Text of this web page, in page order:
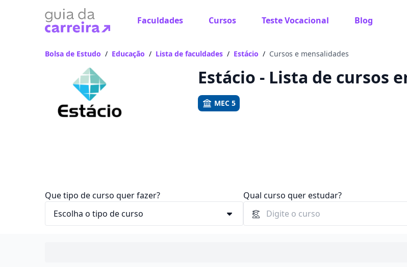
Faculdades Cursos Teste Vocacional Blog
Vamos te guiar no caminho ideal para seus estudos
Bolsa de Estudo / Educação / Lista de faculdades / Estácio / Cursos e mensalidades
Estácio - Lista de cursos
MEC 5
Que tipo de curso quer fazer? Qual curso quer estudar?